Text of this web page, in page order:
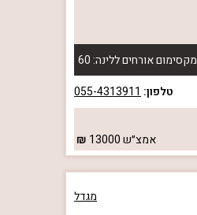
מקסימום אורחים ללינה: 60
טלפון: 055-4313911
אמצ״ש13000
מגדל